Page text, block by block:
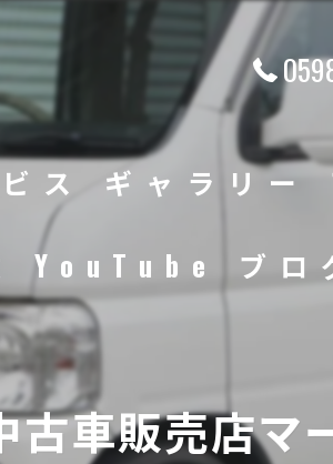
ス ギャラリー
YouTube ブロ
古車販売店マ